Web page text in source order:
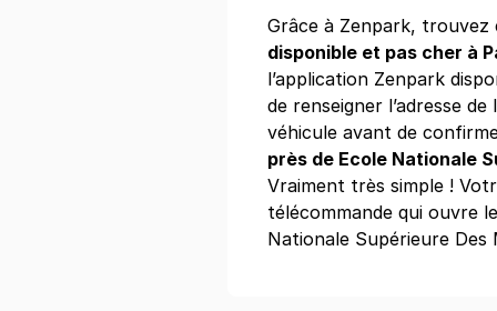
3,78 € /heure 41,04 €/jour,
Réserver
Grâce à Zenpark, trouvez
disponible et pas cher à
l’application Zenpark
de renseigner l’adresse
véhicule avant de
près de Ecole Nationale
Vraiment très simple !
télécommande qui ouvre
Nationale Supérieure Des